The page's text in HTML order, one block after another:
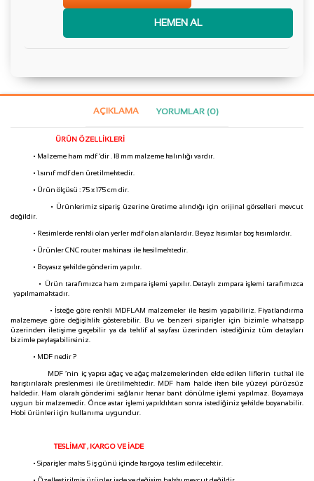
HEMEN AL
AÇIKLAMA YORUMLAR (0)
ÜRÜN ÖZELLİKLERİ
• Malzeme ham mdf ‘dir . 18 mm malzeme kalınlığı vardır.
• 1.sınıf mdf den üretilmektedir.
• Ürün ölçüsü : 75 x 175 cm dir.
• Ürünlerimiz sipariş üzerine üretime alındığı için orijinal görselleri mevcut
değildir.
• Resimlerde renkli olan yerler mdf olan alanlardır. Beyaz kısımlar boş kısımlardır.
• Ürünler CNC router makinası ile kesilmektedir.
• Boyasız şekilde gönderim yapılır.
• Ürün tarafımızca ham zımpara işlemi yapılır. Detaylı zımpara işlemi tarafımızca
yapılmamaktadır.
• İsteğe göre renkli MDFLAM malzemeler ile kesim yapabiliriz. Fiyatlandırma
malzemeye göre değişiklik gösterebilir. Bu ve benzeri siparişler için bizimle whatsapp
üzerinden iletişime geçebilir ya da teklif al sayfası üzerinden istediğiniz tüm detayları
bizimle paylaşabilirsiniz.
• MDF nedir ?
MDF ‘nin iç yapısı ağaç ve ağaç malzemelerinden elde edilen liflerin tutkal ile
karıştırılarak preslenmesi ile üretilmektedir. MDF ham halde iken bile yüzeyi pürüzsüz
haldedir. Ham olarak gönderimi sağlanır kenar bant dönülme işlemi yapılmaz. Boyamaya
uygun bir malzemedir. Önce astar işlemi yapıldıktan sonra istediğiniz şekilde boyanabilir.
Hobi ürünleri için kullanıma uygundur.
TESLİMAT , KARGO VE İADE
• Siparişler maks 5 iş günü içinde kargoya teslim edilecektir.